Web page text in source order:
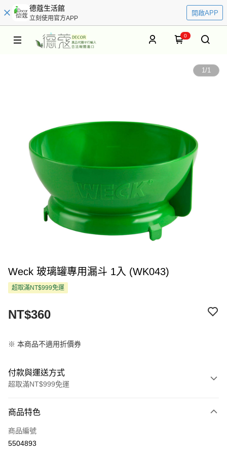
德蔻生活館
立刻使用官方APP
開啟APP
0
1/1
Weck 玻璃罐專用漏斗 1入 (WK043)
超取滿NT$999免運
NT$360
※ 本商品不適用折價券
付款與運送方式
超取滿NT$999免運
信用卡一次付款
超商取貨付款
商品特色
商品編號
5504893